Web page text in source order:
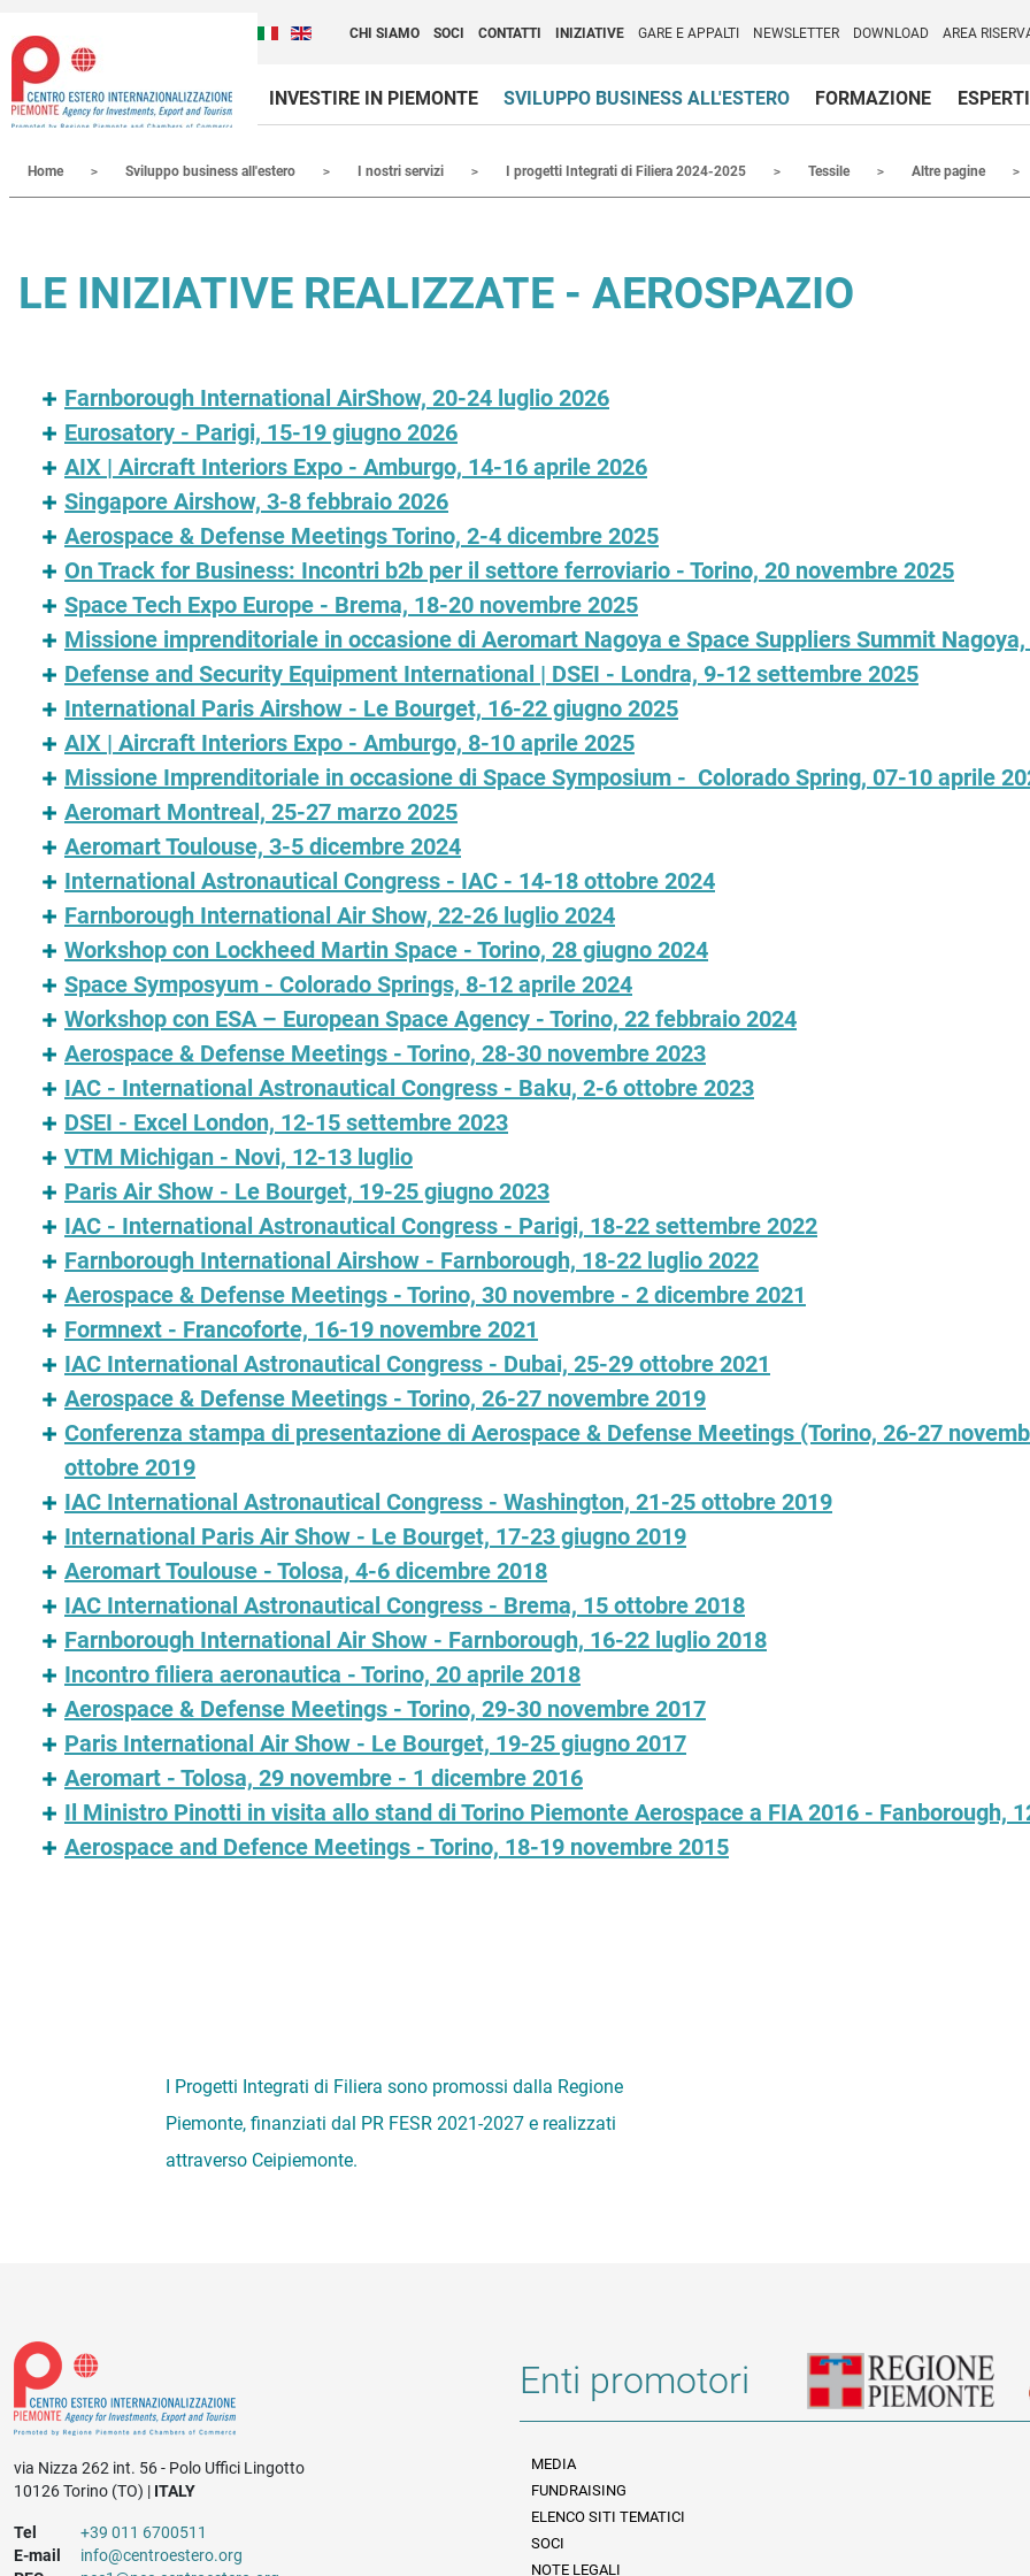
Italiano (Italia)
English (United Kingdom)
CHI SIAMO SOCI CONTATTI INIZIATIVE GARE E APPALTI NEWSLETTER DOWNLOAD AREA
INVESTIRE IN PIEMONTE SVILUPPO BUSINESS ALL'ESTERO FORMAZIONE
Home Sviluppo business all'estero I nostri servizi I progetti Integrati di Filiera 2024-2025 Tessile Altre pagine
LE INIZIATIVE REALIZZATE - AEROSPAZIO
Farnborough International AirShow, 20-24 luglio 2026
Eurosatory - Parigi, 15-19 giugno 2026
AIX | Aircraft Interiors Expo - Amburgo, 14-16 aprile 2026
Singapore Airshow, 3-8 febbraio 2026
Aerospace & Defense Meetings Torino, 2-4 dicembre 2025
On Track for Business: Incontri b2b per il settore ferroviario - Torino, 20 novembre 2025
Space Tech Expo Europe - Brema, 18-20 novembre 2025
Missione imprenditoriale in occasione di Aeromart Nagoya e Space Suppliers Summit
Defense and Security Equipment International | DSEI - Londra, 9-12 settembre 2025
International Paris Airshow - Le Bourget, 16-22 giugno 2025
AIX | Aircraft Interiors Expo - Amburgo, 8-10 aprile 2025
Missione Imprenditoriale in occasione di Space Symposium - Colorado Spring, 07-10 aprile
Aeromart Montreal, 25-27 marzo 2025
Aeromart Toulouse, 3-5 dicembre 2024
International Astronautical Congress - IAC - 14-18 ottobre 2024
Farnborough International Air Show, 22-26 luglio 2024
Workshop con Lockheed Martin Space - Torino, 28 giugno 2024
Space Symposyum - Colorado Springs, 8-12 aprile 2024
Workshop con ESA – European Space Agency - Torino, 22 febbraio 2024
Aerospace & Defense Meetings - Torino, 28-30 novembre 2023
IAC - International Astronautical Congress - Baku, 2-6 ottobre 2023
DSEI - Excel London, 12-15 settembre 2023
VTM Michigan - Novi, 12-13 luglio
Paris Air Show - Le Bourget, 19-25 giugno 2023
IAC - International Astronautical Congress - Parigi, 18-22 settembre 2022
Farnborough International Airshow - Farnborough, 18-22 luglio 2022
Aerospace & Defense Meetings - Torino, 30 novembre - 2 dicembre 2021
Formnext - Francoforte, 16-19 novembre 2021
IAC International Astronautical Congress - Dubai, 25-29 ottobre 2021
Aerospace & Defense Meetings - Torino, 26-27 novembre 2019
Conferenza stampa di presentazione di Aerospace & Defense Meetings (Torino, 26-27
ottobre 2019
IAC International Astronautical Congress - Washington, 21-25 ottobre 2019
International Paris Air Show - Le Bourget, 17-23 giugno 2019
Aeromart Toulouse - Tolosa, 4-6 dicembre 2018
IAC International Astronautical Congress - Brema, 15 ottobre 2018
Farnborough International Air Show - Farnborough, 16-22 luglio 2018
Incontro filiera aeronautica - Torino, 20 aprile 2018
Aerospace & Defense Meetings - Torino, 29-30 novembre 2017
Paris International Air Show - Le Bourget, 19-25 giugno 2017
Aeromart - Tolosa, 29 novembre - 1 dicembre 2016
Il Ministro Pinotti in visita allo stand di Torino Piemonte Aerospace a FIA 2016 - Fanborough,
Aerospace and Defence Meetings - Torino, 18-19 novembre 2015
I Progetti Integrati di Filiera sono promossi dalla Regione
Piemonte, finanziati dal PR FESR 2021-2027 e realizzati
attraverso Ceipiemonte.
via Nizza 262 int. 56 - Polo Uffici Lingotto
10126 Torino (TO) | ITALY
Tel
+39 011 6700511
E-mail
info@centroestero.org
Enti promotori
Informazioni legali e trasparenza
MEDIA
FUNDRAISING
ELENCO SITI TEMATICI
SOCI
NOTE LEGALI